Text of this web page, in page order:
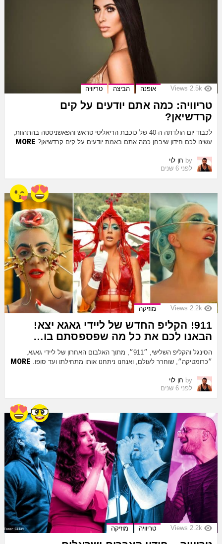
2.5k
Views אופנה הביצה טריוויה
טריוויה: כמה אתם יודעים על קים
קרדשיאן?
לכבוד יום הולדתה ה-40 של כוכבת הריאליטי טראש והפאשניסטה בהתהוות,
עשינו לכם חידון שיבחן כמה אתם באמת יודעים על קים קרדשיאן? MORE
by חן לוי
לפני 6 שנים
2.2k
Views מוזיקה
911! הקליפ החדש של ליידי גאגא יצא!
הבאנו לכם את כל מה שפספסתם בו…
הסינגל והקליפ השלישי, ״911״, מתוך האלבום האחרון של ליידי גאגא,
״כרומטיקה״, שוחרר לעולם, ואנחנו ניתחנו אותו מתחילתו ועד סופו. MORE
by חן לוי
לפני 6 שנים
2.2k
Views טריוויה מוזיקה